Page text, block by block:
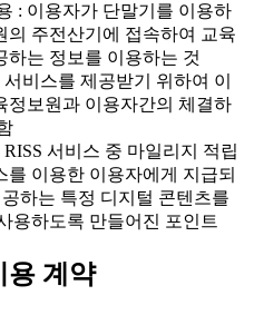
: 이용자가 단말기를 이용하
의 주전산기에 접속하여 교육
하는 정보를 이용하는 것
비스를 제공받기 위하여 이
정보원과 이용자간의 체결하
서비스 중 마일리지 적립
를 이용한 이용자에게 지급되
공하는 특정 디지털 콘텐츠를
용하도록 만들어진 포인트
용 계약